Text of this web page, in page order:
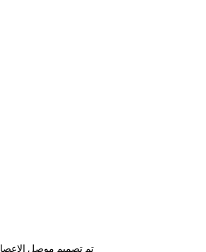
تم تصميم موصل